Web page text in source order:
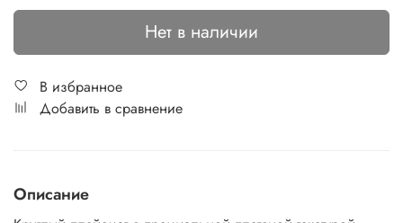
Нет в наличии
В избранное
Добавить в сравнение
Описание